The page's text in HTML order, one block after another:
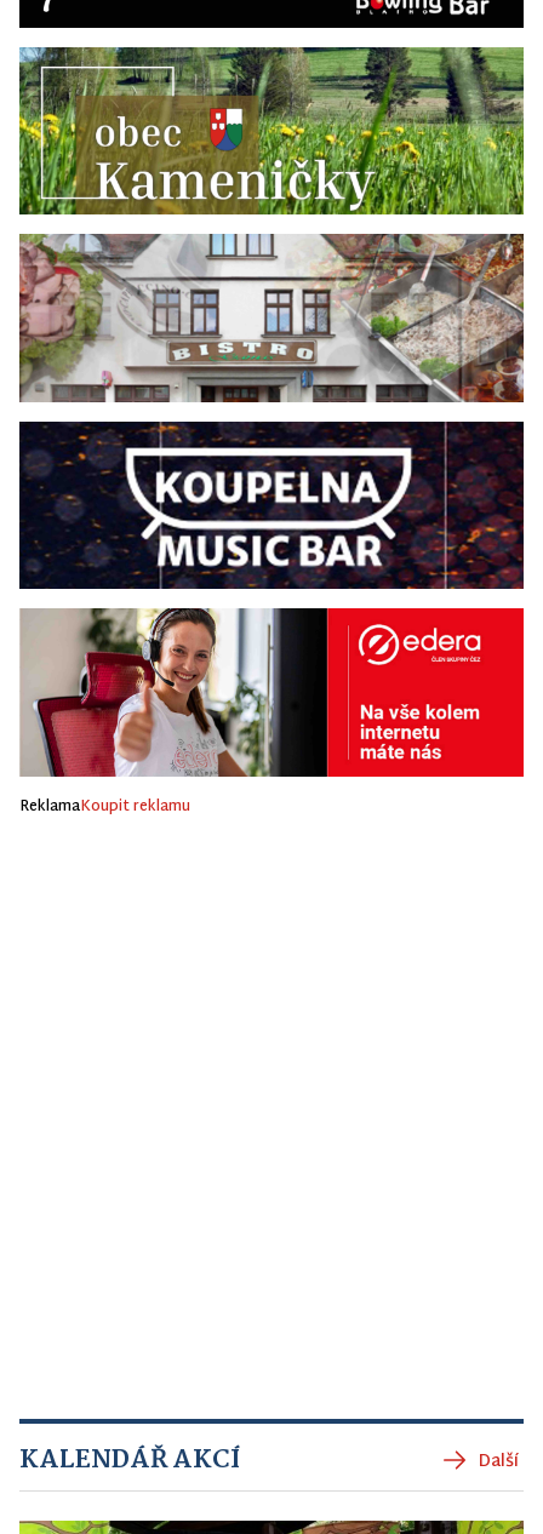
ReklamaKoupit reklamu
KALENDÁŘ AKCÍ Další